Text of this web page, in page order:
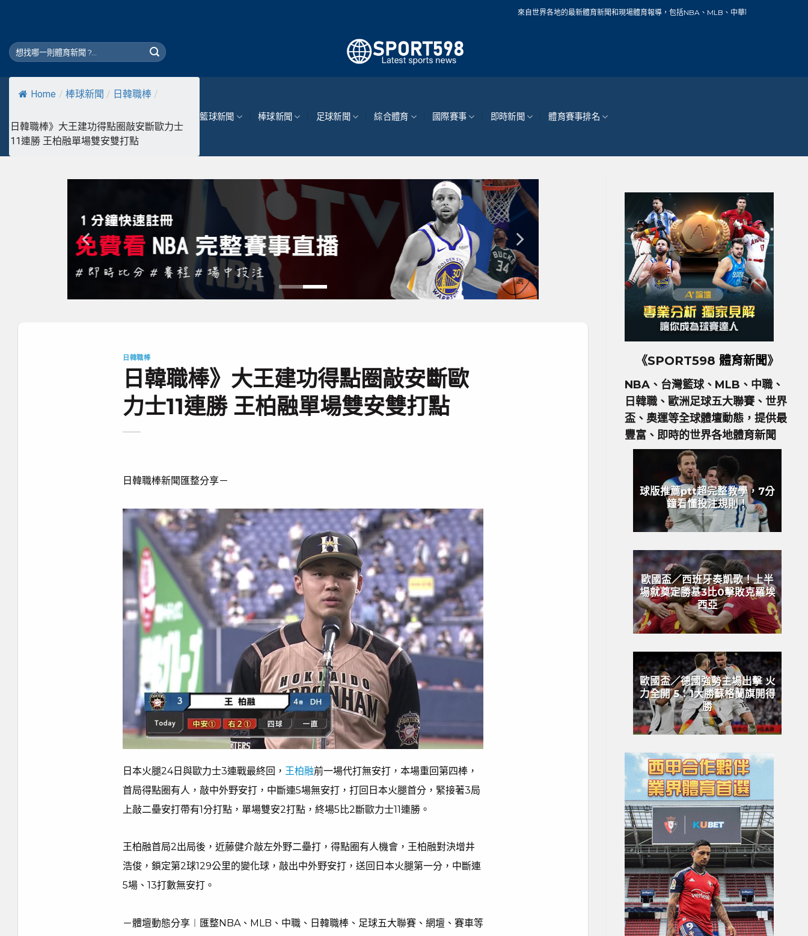
來自世界各地的最新體育新聞和現場體育報導，包括NBA、MLB、中華職棒、籃球、網球、足球、賽車、
Home / 棒球新聞 / 日韓職棒 /
日韓職棒》大王建功得點圈敲安斷歐力士
11連勝 王柏融單場雙安雙打點
籃球新聞 棒球新聞 足球新聞 綜合體育 國際賽事 即時新聞 體育賽事排名
日韓職棒
日韓職棒》大王建功得點圈敲安斷歐
力士11連勝 王柏融單場雙安雙打點
日韓職棒新聞匯整分享－
日本火腿24日與歐力士3連戰最終回， 王柏融前一場代打無安打，本場重回第四棒，
首局得點圈有人，敲中外野安打，中斷連5場無安打，打回日本火腿首分，緊接著3局
上敲二壘安打帶有1分打點，單場雙安2打點，終場5比2斷歐力士11連勝。
王柏融首局2出局後，近藤健介敲左外野二壘打，得點圈有人機會，王柏融對決增井
浩俊，鎖定第2球129公里的變化球，敲出中外野安打，送回日本火腿第一分，中斷連
5場、13打數無安打。
－體壇動態分享︱匯整NBA、MLB、中職、日韓職棒、足球五大聯賽、網壇、賽車等
《SPORT598 體育新聞》
NBA、台灣籃球、MLB、中職、
日韓職、歐洲足球五大聯賽、世界
盃、奧運等全球體壇動態，提供最
豐富、即時的世界各地體育新聞
球版推薦ptt超完整教學，7分
鐘看懂投注規則！
歐國盃／西班牙奏凱歌！上半
場就奠定勝基3比0擊敗克羅埃
西亞
歐國盃／德國強勢主場出擊 火
力全開 5：1大勝蘇格蘭旗開得
勝